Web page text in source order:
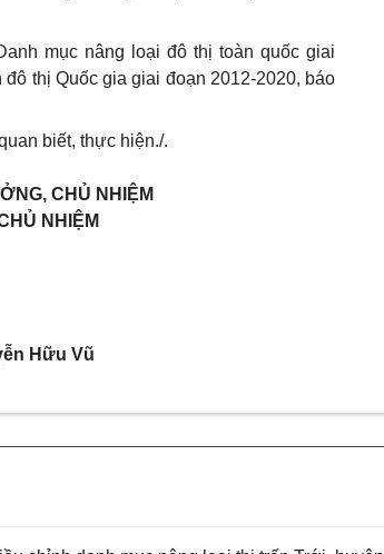
mục nâng loại đô thị toàn quốc giai
thị Quốc gia giai đoạn 2012-2020, báo
biết, thực hiện./.
CHỦ NHIỆM
NHIỆM
Hữu Vũ